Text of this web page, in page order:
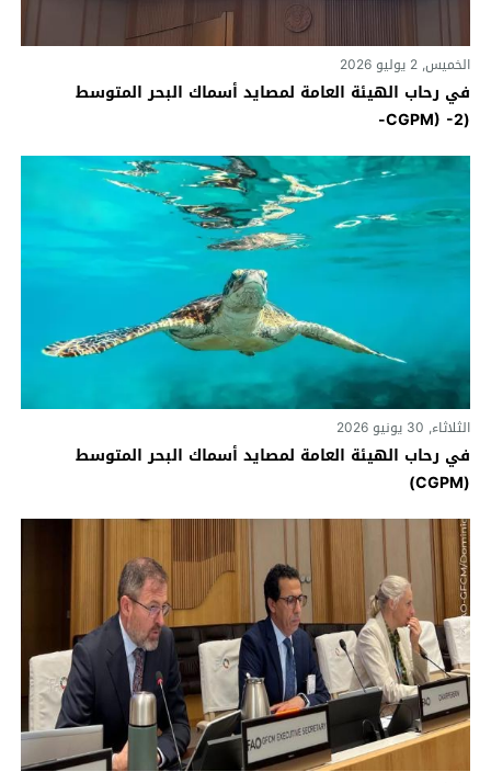
الخميس, 2 يوليو 2026
في رحاب الهيئة العامة لمصايد أسماك البحر المتوسط
(CGPM) -2-
الثلاثاء, 30 يونيو 2026
في رحاب الهيئة العامة لمصايد أسماك البحر المتوسط
(CGPM)